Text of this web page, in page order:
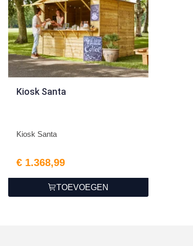
Kiosk Santa
Kiosk Santa
€ 1.368,99
TOEVOEGEN